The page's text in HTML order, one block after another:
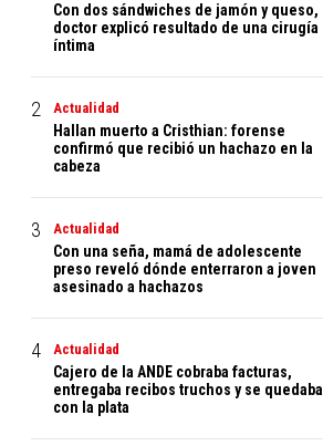
Con dos sándwiches de jamón y queso,
doctor explicó resultado de una cirugía
íntima
Actualidad
Hallan muerto a Cristhian: forense
confirmó que recibió un hachazo en la
cabeza
Actualidad
Con una seña, mamá de adolescente
preso reveló dónde enterraron a joven
asesinado a hachazos
Actualidad
Cajero de la ANDE cobraba facturas,
entregaba recibos truchos y se quedaba
con la plata